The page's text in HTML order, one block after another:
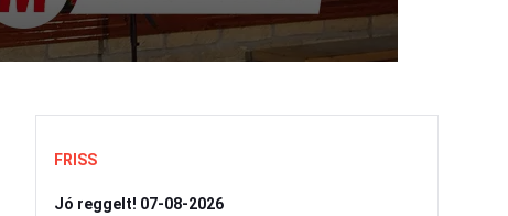
FRISS
Jó reggelt! 07-08-2026